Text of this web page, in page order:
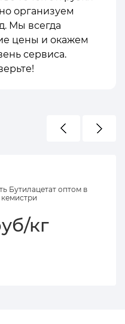
организуем
Мы всегда
цены и окажем
сервиса.
Бутилацетат оптом в
кг